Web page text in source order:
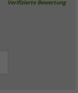
Verifizierte Bewertung